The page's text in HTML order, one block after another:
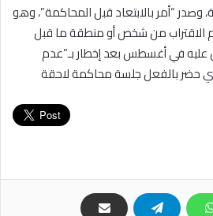
“أمر بالابتعاد قبل المحاكمة”، وهو
الاقتراب من شخص أو منطقة ما قبل
عليه في أغسطس بعد إخطار بـ”عدم
حضر بالفعل جلسة محاكمة لاحقة